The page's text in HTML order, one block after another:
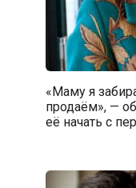
«Маму я
продаём», —
её начать с